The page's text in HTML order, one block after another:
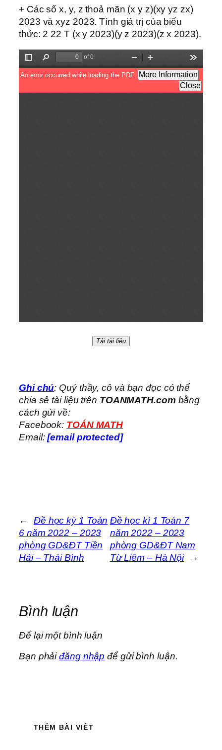
+ Các số x, y, z thoả mãn (x y z)(xy yz zx)
2023 và xyz 2023. Tính giá trị của biểu
thức: 2 22 T (x y 2023)(y z 2023)(z x 2023).
Tải tài liệu
Ghi chú: Quý thầy, cô và bạn đọc có thể
chia sẻ tài liệu trên TOANMATH.com bằng
cách gửi về:
Facebook: TOÁN MATH
Email:[email protected]
←
Đề học kỳ 1 Toán
6 năm 2022 – 2023
phòng GD&ĐT Tiền
Hải – Thái Bình
Đề học kì 1 Toán 7
năm 2022 – 2023
phòng GD&ĐT Nam
Từ Liêm – Hà Nội
→
Bình luận
Để lại một bình luận
Bạn phảiđăng nhập để gửi bình luận.
THÊM BÀI VIẾT